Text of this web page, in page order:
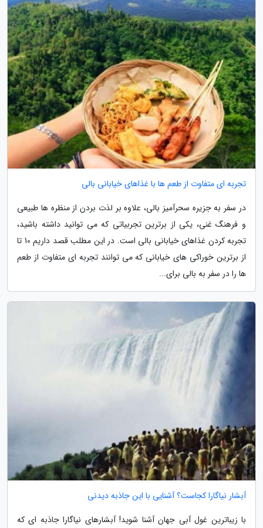
تجربه ای متفاوت از طعم ها با غذاهای خیابانی بالی
در سفر به جزیره سحرآمیز بالی، علاوه بر لذت بردن از منظره ها طبیعی
و فرهنگ غنی، یکی از برترین تجربیاتی که می توانید داشته باشید،
تجربه کردن غذاهای خیابانی بالی است. در این مطلب قصد داریم 10 تا
از برترین خوراکی های خیابانی که می توانند تجربه ای متفاوت از طعم
ها را در سفر به بالی برای...
آبشار نیاگارا کجاست؟ آشنایی با این جاذبه دیدنی
با زیباترین غول آبی جهان آشنا شوید! آبشارهای نیاگارا جاذبه ای که